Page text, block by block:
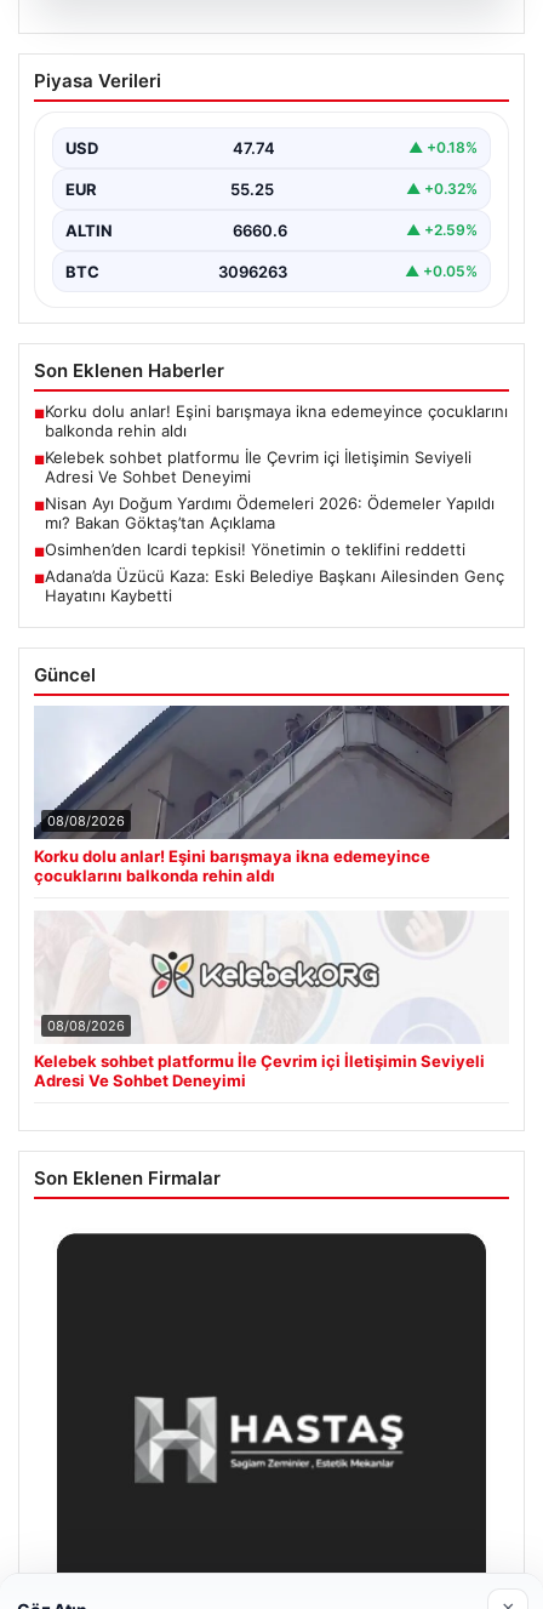
Kelebek sohbet platformu İle Çevrim içi
İletişimin Seviyeli Adresi Ve Sohbet
Sanal ortamında insanların seviyeli bir biçimde bağlantı
Halen…
Piyasa Verileri
USD 47.74 ▲ +0.18%
EUR 55.25 ▲ +0.32%
ALTIN 6660.6 ▲ +2.59%
BTC 3096263 ▲ +0.05%
Son Eklenen Haberler
■Korku dolu anlar! Eşini barışmaya ikna edemeyince çocuklarını
balkonda rehin aldı
■Kelebek sohbet platformu İle Çevrim içi İletişimin Seviyeli
Adresi Ve Sohbet Deneyimi
■Nisan Ayı Doğum Yardımı Ödemeleri 2026: Ödemeler Yapıldı
mı? Bakan Göktaş’tan Açıklama
■Osimhen’den Icardi tepkisi! Yönetimin o teklifini reddetti
■Adana’da Üzücü Kaza: Eski Belediye Başkanı Ailesinden Genç
Hayatını Kaybetti
Güncel
08/08/2026
Korku dolu anlar! Eşini barışmaya ikna edemeyince
çocuklarını balkonda rehin aldı
08/08/2026
Kelebek sohbet platformu İle Çevrim içi İletişimin Seviyeli
Adresi Ve Sohbet Deneyimi
Son Eklenen Firmalar